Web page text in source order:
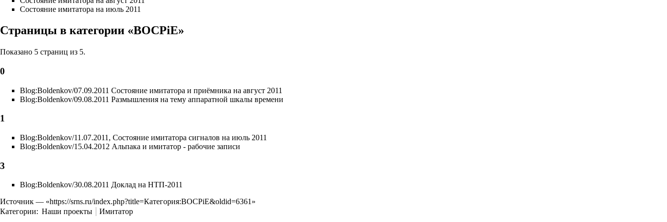
Состояние имитатора на июль 2011
Страницы в категории «BOCPiE»
Показано 5 страниц из 5.
0
Blog:Boldenkov/07.09.2011 Состояние имитатора и приёмника на август 2011
Blog:Boldenkov/09.08.2011 Размышления на тему аппаратной шкалы времени
1
Blog:Boldenkov/11.07.2011, Состояние имитатора сигналов на июль 2011
Blog:Boldenkov/15.04.2012 Альпака и имитатор - рабочие записи
3
Blog:Boldenkov/30.08.2011 Доклад на НТП-2011
Источник — «https://srns.ru/index.php?title=Категория:BOCPiE&oldid=6361»
Категории: Наши проекты Имитатор